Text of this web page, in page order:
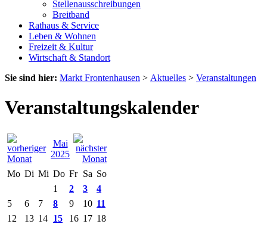
Stellenausschreibungen
Breitband
Rathaus & Service
Leben & Wohnen
Freizeit & Kultur
Wirtschaft & Standort
Sie sind hier: Markt Frontenhausen > Aktuelles > Veranstaltungen
Veranstaltungskalender
Mai
2025
Mo Di Mi Do Fr Sa So
1
2 3
4
5
6 7 8 9 10 11
12
13 14 15 16 17 18